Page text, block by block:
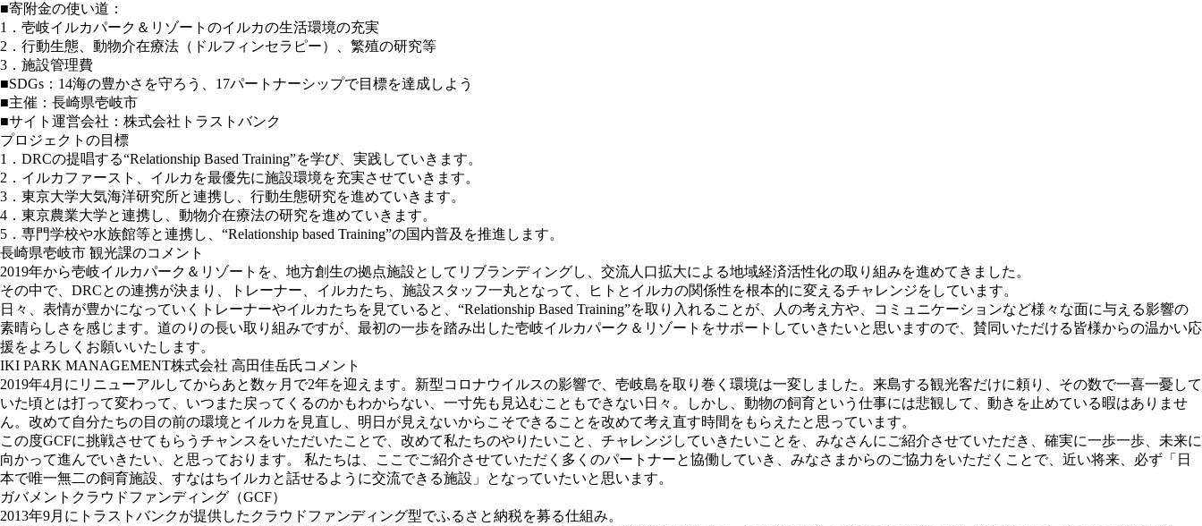
■寄附金の使い道：
1．壱岐イルカパーク＆リゾートのイルカの生活環境の充実
2．行動生態、動物介在療法（ドルフィンセラピー）、繁殖の研究等
3．施設管理費
■SDGs：14海の豊かさを守ろう、17パートナーシップで目標を達成しよう
■主催：長崎県壱岐市
■サイト運営会社：株式会社トラストバンク
プロジェクトの目標
1．DRCの提唱する“Relationship Based Training”を学び、実践していきます。
2．イルカファースト、イルカを最優先に施設環境を充実させていきます。
3．東京大学大気海洋研究所と連携し、行動生態研究を進めていきます。
4．東京農業大学と連携し、動物介在療法の研究を進めていきます。
5．専門学校や水族館等と連携し、“Relationship based Training”の国内普及を推進します。
長崎県壱岐市 観光課のコメント
2019年から壱岐イルカパーク＆リゾートを、地方創生の拠点施設としてリブランディングし、交流人口拡大による地域経済活性化の取り組みを進めてきました。
その中で、DRCとの連携が決まり、トレーナー、イルカたち、施設スタッフ一丸となって、ヒトとイルカの関係性を根本的に変えるチャレンジをしています。
日々、表情が豊かになっていくトレーナーやイルカたちを見ていると、“Relationship Based Training”を取り入れることが、人の考え方や、コミュニケーションなど様々な面に与える影響の
素晴らしさを感じます。道のりの長い取り組みですが、最初の一歩を踏み出した壱岐イルカパーク＆リゾートをサポートしていきたいと思いますので、賛同いただける皆様からの温かい応
援をよろしくお願いいたします。
IKI PARK MANAGEMENT株式会社 高田佳岳氏コメント
2019年4月にリニューアルしてからあと数ヶ月で2年を迎えます。新型コロナウイルスの影響で、壱岐島を取り巻く環境は一変しました。来島する観光客だけに頼り、その数で一喜一憂して
いた頃とは打って変わって、いつまた戻ってくるのかもわからない、一寸先も見込むこともできない日々。しかし、動物の飼育という仕事には悲観して、動きを止めている暇はありませ
ん。改めて自分たちの目の前の環境とイルカを見直し、明日が見えないからこそできることを改めて考え直す時間をもらえたと思っています。
この度GCFに挑戦させてもらうチャンスをいただいたことで、改めて私たちのやりたいこと、チャレンジしていきたいことを、みなさんにご紹介させていただき、確実に一歩一歩、未来に
向かって進んでいきたい、と思っております。 私たちは、ここでご紹介させていただく多くのパートナーと協働していき、みなさまからのご協力をいただくことで、近い将来、必ず「日
本で唯一無二の飼育施設、すなはちイルカと話せるように交流できる施設」となっていたいと思います。
ガバメントクラウドファンディング（GCF）
2013年9月にトラストバンクが提供したクラウドファンディング型でふるさと納税を募る仕組み。